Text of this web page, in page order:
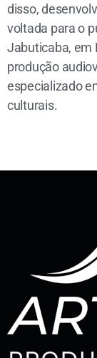
disso,
voltada para o
Jabuticaba, em
produção
especializado
culturais.